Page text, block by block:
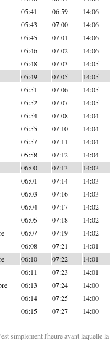
05:41 06:59 14:06
05:43 07:00 14:06
05:45 07:01 14:06
05:46 07:02 14:06
05:48 07:03 14:05
05:49 07:05 14:05
05:51 07:06 14:05
05:52 07:07 14:05
05:54 07:08 14:04
05:55 07:10 14:04
05:57 07:11 14:04
05:58 07:12 14:04
06:00 07:13 14:03
06:01 07:14 14:03
06:03 07:16 14:03
06:04 07:17 14:02
06:05 07:18 14:02
06:07 07:19 14:02
06:08 07:21 14:01
06:10 07:22 14:01
06:11 07:23 14:01
06:13 07:24 14:00
06:14 07:25 14:00
06:15 07:27 14:00
simplement l'heure avant laquelle